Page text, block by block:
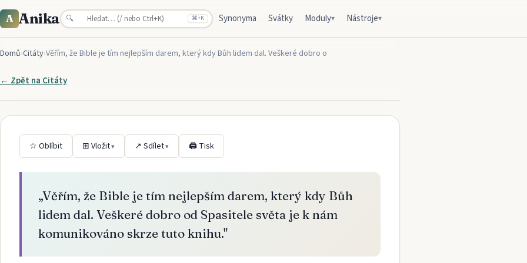
A Anika 🔍 ⌘+K Synonyma Svátky Moduly▾ Nástroje▾
Domů›Citáty›Věřím, že Bible je tím nejlepším darem, který kdy Bůh lidem dal. Veškeré dobro o
← Zpět na Citáty
☆ Oblíbit ⊞ Vložit▾ ↗ Sdílet▾ 🖨 Tisk
„Věřím, že Bible je tím nejlepším darem, který kdy Bůh
lidem dal. Veškeré dobro od Spasitele světa je k nám
komunikováno skrze tuto knihu."